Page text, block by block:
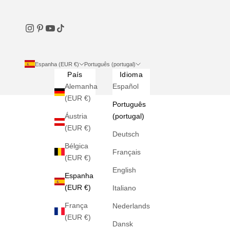
Espanha (EUR €)
País
Alemanha
(EUR €)
Áustria
(EUR €)
Bélgica
(EUR €)
Espanha
(EUR €)
França
(EUR €)
Português (portugal)
Idioma
Español
Português
(portugal)
Deutsch
Français
English
Italiano
Nederlands
Dansk